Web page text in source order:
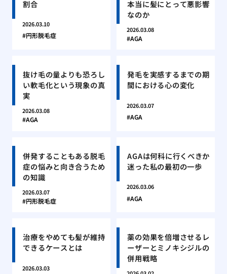
割合
2026.03.10
円形脱毛症
本当に髪にとって悪影響
なのか
2026.03.08
AGA
抜け毛の量よりも恐ろし
い軟毛化という現象の真
実
2026.03.08
AGA
発毛を実感するまでの期
間における心の変化
2026.03.07
AGA
併発することもある脱毛
症の悩みと向き合うため
の知識
2026.03.07
円形脱毛症
AGAは何科に行くべきか
迷った私の最初の一歩
2026.03.06
AGA
治療をやめても髪が維持
できるケースとは
2026.03.03
薬の効果を倍増させるレ
ーザーとミノキシジルの
併用戦略